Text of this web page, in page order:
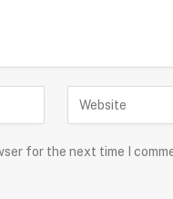
for the next time I